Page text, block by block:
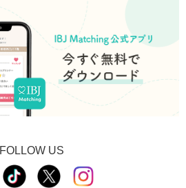
FOLLOW US